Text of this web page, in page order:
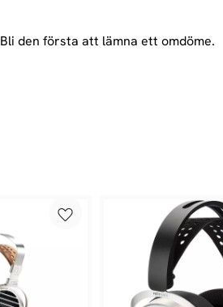
Bli den första att lämna ett omdöme.